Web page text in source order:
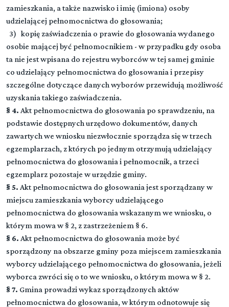
zamieszkania, a także nazwisko i imię (imiona) osoby
udzielającej pełnomocnictwa do głosowania;
3) kopię zaświadczenia o prawie do głosowania wydanego
osobie mającej być pełnomocnikiem - w przypadku gdy osoba
ta nie jest wpisana do rejestru wyborców w tej samej gminie
co udzielający pełnomocnictwa do głosowania i przepisy
szczególne dotyczące danych wyborów przewidują możliwość
uzyskania takiego zaświadczenia.
§ 4. Akt pełnomocnictwa do głosowania po sprawdzeniu, na
podstawie dostępnych urzędowo dokumentów, danych
zawartych we wniosku niezwłocznie sporządza się w trzech
egzemplarzach, z których po jednym otrzymują udzielający
pełnomocnictwa do głosowania i pełnomocnik, a trzeci
egzemplarz pozostaje w urzędzie gminy.
§ 5. Akt pełnomocnictwa do głosowania jest sporządzany w
miejscu zamieszkania wyborcy udzielającego
pełnomocnictwa do głosowania wskazanym we wniosku, o
którym mowa w § 2, z zastrzeżeniem § 6.
§ 6. Akt pełnomocnictwa do głosowania może być
sporządzony na obszarze gminy poza miejscem zamieszkania
wyborcy udzielającego pełnomocnictwa do głosowania, jeżeli
wyborca zwróci się o to we wniosku, o którym mowa w § 2.
§ 7. Gmina prowadzi wykaz sporządzonych aktów
pełnomocnictwa do głosowania, w którym odnotowuje się